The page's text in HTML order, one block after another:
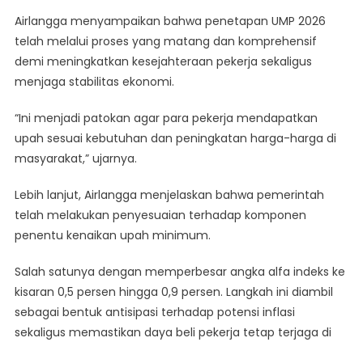
Airlangga menyampaikan bahwa penetapan UMP 2026
telah melalui proses yang matang dan komprehensif
demi meningkatkan kesejahteraan pekerja sekaligus
menjaga stabilitas ekonomi.
“Ini menjadi patokan agar para pekerja mendapatkan
upah sesuai kebutuhan dan peningkatan harga-harga di
masyarakat,” ujarnya.
Lebih lanjut, Airlangga menjelaskan bahwa pemerintah
telah melakukan penyesuaian terhadap komponen
penentu kenaikan upah minimum.
Salah satunya dengan memperbesar angka alfa indeks ke
kisaran 0,5 persen hingga 0,9 persen. Langkah ini diambil
sebagai bentuk antisipasi terhadap potensi inflasi
sekaligus memastikan daya beli pekerja tetap terjaga di